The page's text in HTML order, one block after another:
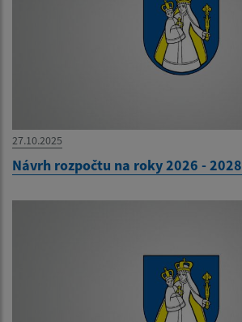
27.10.2025
Návrh rozpočtu na roky 2026 - 2028